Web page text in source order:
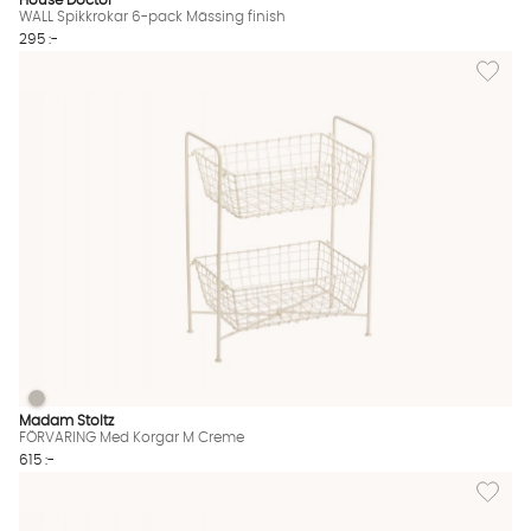
WALL Spikkrokar 6-pack Mässing finish
295 :-
Lägg
FÖRVARING Med Korgar M Creme Finns även i dessa färger:
FÖRVARING Med Korgar M Creme
Madam Stoltz
FÖRVARING Med Korgar M Creme
615 :-
Lägg